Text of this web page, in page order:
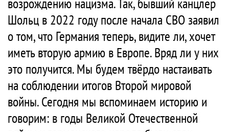
возрождению нацизма. Так, бывший канцлер
Шольц в 2022 году после начала СВО заявил
о том, что Германия теперь, видите ли, хочет
иметь вторую армию в Европе. Вряд ли у них
это получится. Мы будем твёрдо настаивать
на соблюдении итогов Второй мировой
войны. Сегодня мы вспоминаем историю и
говорим: в годы Великой Отечественной